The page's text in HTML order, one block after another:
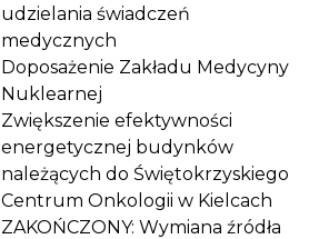
udzielania świadczeń
medycznych
Doposażenie Zakładu Medycyny
Nuklearnej
Zwiększenie efektywności
energetycznej budynków
należących do Świętokrzyskiego
Centrum Onkologii w Kielcach
ZAKOŃCZONY: Wymiana źródła